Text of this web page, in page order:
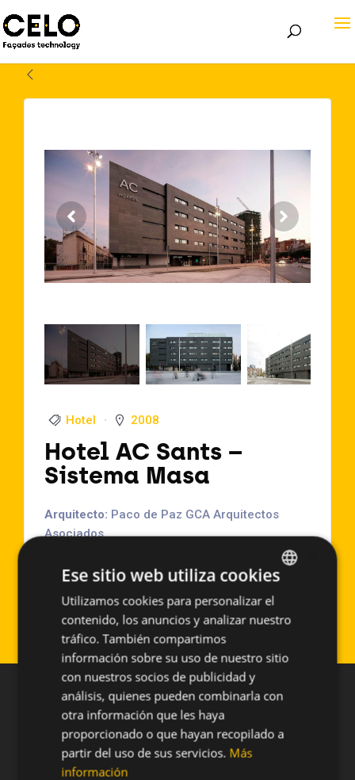
Hotel 2008
Hotel AC Sants –
Sistema Masa
Arquitecto: Paco de Paz GCA Arquitectos
Asociados.
Año de Ejecución:2008
Sistema empleado:PF-ALU/PL
SPANISH
ENGLISH
Ese sitio web utiliza cookies
Utilizamos cookies para personalizar el
contenido, los anuncios y analizar nuestro
tráfico. También compartimos
información sobre su uso de nuestro sitio
con nuestros socios de publicidad y
análisis, quienes pueden combinarla con
otra información que les haya
proporcionado o que hayan recopilado a
partir del uso de sus servicios. Más
información